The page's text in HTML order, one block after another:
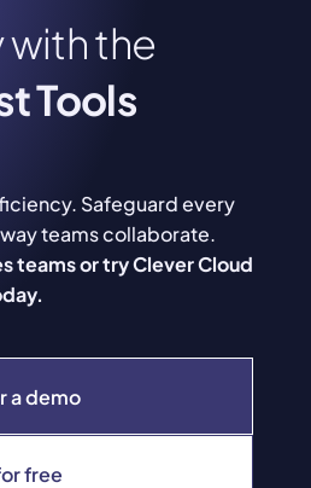
the
Tools
a demo
free
Safeguard every
teams collaborate.
teams or try Clever Cloud